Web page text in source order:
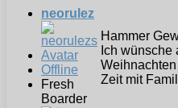
neorulez
Offline
Fresh
Boarder
Hammer
Ich wünsche
Zeit mit